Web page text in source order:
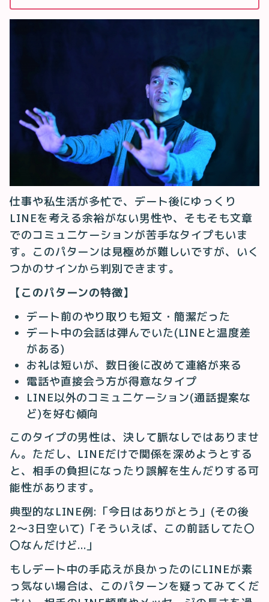
仕事や私生活が多忙で、デート後にゆっくり
LINEを考える余裕がない男性や、そもそも文章
でのコミュニケーションが苦手なタイプもいま
す。このパターンは見極めが難しいですが、いく
つかのサインから判別できます。
【このパターンの特徴】
デート前のやり取りも短文・簡潔だった
デート中の会話は弾んでいた(LINEと温度差
がある)
お礼は短いが、数日後に改めて連絡が来る
電話や直接会う方が得意なタイプ
LINE以外のコミュニケーション(通話提案な
ど)を好む傾向
このタイプの男性は、決して脈なしではありませ
ん。ただし、LINEだけで関係を深めようとする
と、相手の負担になったり誤解を生んだりする可
能性があります。
典型的なLINE例:「今日はありがとう」(その後
2〜3日空いて)「そういえば、この前話してた〇
〇なんだけど…」
もしデート中の手応えが良かったのにLINEが素
っ気ない場合は、このパターンを疑ってみてくだ